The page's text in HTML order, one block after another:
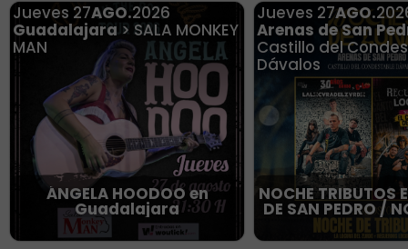
Jueves 27AGO.2026
Guadalajara > SALA MONKEY
MAN
ÁNGELA HOODOO en
Guadalajara
Jueves 27AGO.
Arenas de San
Castillo del
Dávalos
NOCHE TRIBUTOS
DE SAN PEDRO /